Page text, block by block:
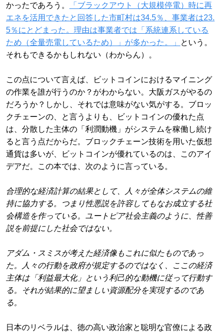
かったであろう。
「ブラックアウト（大規模停電）時に再
エネを活用できたと回答した市町村は34.5％、事業者は23.
5％にとどまった。理由は事業者では「系統連系している
ため（全量売電しているため）」が多かった。」
という。
それもできるかもしれない（わからん）。
この点について言えば、ビットコインにおけるマイニング
の作業を誰が行うのか？がわからない。大阪ガスがやるの
だろうか？しかし、それでは意味がない気がする。ブロッ
クチェーンの、と言うよりも、ビットコインの優れた点
は、分散した主体の「利潤動機」がシステムを稼働し続け
ると言う点だからだ。ブロックチェーン技術を用いた仮想
通貨は多いが、ビットコインが優れているのは、このアイ
デアだ。この本では、次のように言っている。
合理的な経済計算の結果として、人々が全体システムの維
持に協力する。つまり性悪説を許容してもなお成立する社
会構造を作っている。ユートピア社会主義のように、性善
説を前提にした社会ではない。
アダム・スミスが考えた経済像もこれに似たものであっ
た。人々の行動を政府が規定するのではなく、ここの経済
主体は「利益最大化」という利己的な動機に従って行動す
る。それが結果的に望ましい資源配分を実現するのであ
る。
日本のリベラルは、徳の高い政治家と聡明な官僚による政